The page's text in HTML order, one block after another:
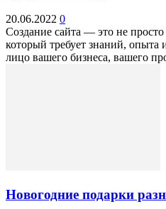
20.06.2022 0
Создание сайта — это не просто
который требует знаний, опыта
лицо вашего бизнеса, вашего
Новогодние подарки